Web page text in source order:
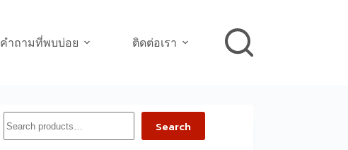
คำถามที่พบบ่อย ติดต่อเรา
Search